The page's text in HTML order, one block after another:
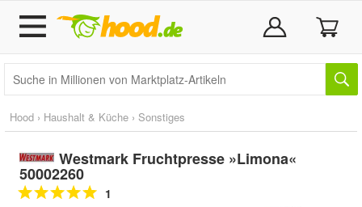
Hood › Haushalt & Küche › Sonstiges
Westmark Fruchtpresse »Limona«
50002260
1